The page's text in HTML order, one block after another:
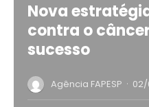
Nova
contra o
sucesso
Agência FAPESP ·